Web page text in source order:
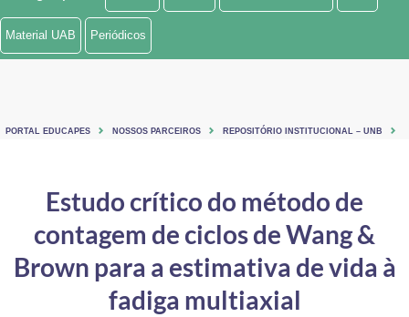
Ministério de Minas e Energia
Controladoria-Geral da União
Ministério da Mulher, da Família e dos Direitos Humanos
Material UAB Periódicos
PORTAL EDUCAPES NOSSOS PARCEIROS REPOSITÓRIO INSTITUCIONAL – UNB
Estudo crítico do método de
contagem de ciclos de Wang &
Brown para a estimativa de vida à
fadiga multiaxial